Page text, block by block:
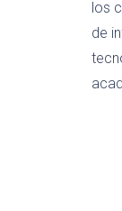
los
de